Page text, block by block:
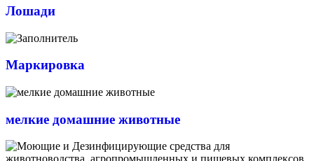
Лошади
Маркировка
мелкие домашние животные